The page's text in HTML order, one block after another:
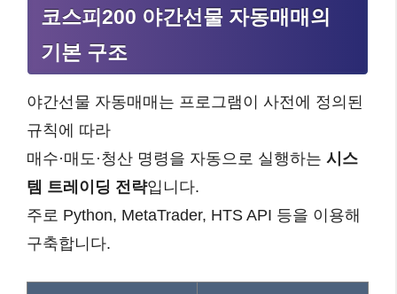
코스피200 야간선물 자동매매의
기본 구조
야간선물 자동매매는 프로그램이 사전에 정의된
규칙에 따라
매수·매도·청산 명령을 자동으로 실행하는 시스
템 트레이딩 전략입니다.
주로 Python, MetaTrader, HTS API 등을 이용해
구축합니다.